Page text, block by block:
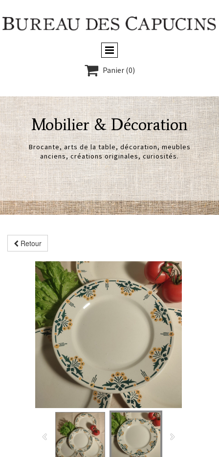
 Panier (0)
Mobilier & Décoration
Brocante, arts de la table, décoration,meubles
anciens, créations originales, curiosités.
Retour